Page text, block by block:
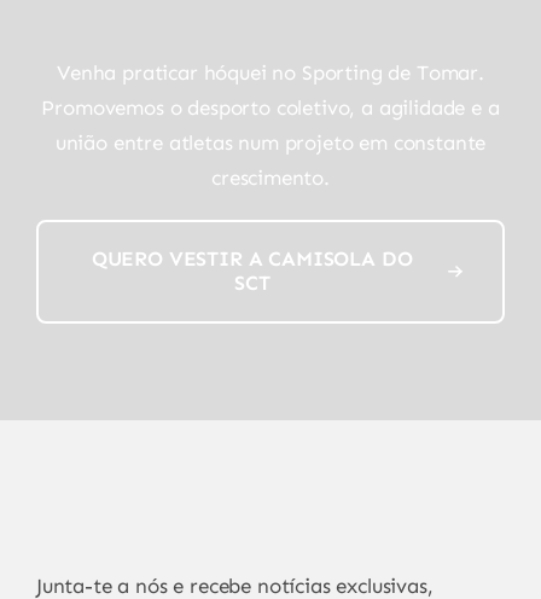
Venha praticar hóquei no Sporting de Tomar.
Promovemos o desporto coletivo, a agilidade e a
união entre atletas num projeto em constante
crescimento.
QUERO VESTIR A CAMISOLA DO
SCT
Junta-te a nós e recebe notícias exclusivas,